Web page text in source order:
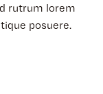
rutrum lorem
posuere.